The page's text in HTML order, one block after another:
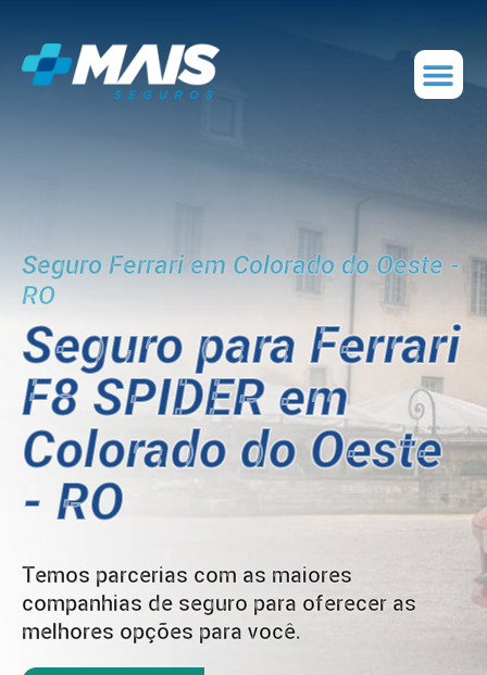
Seguro Ferrari em Colorado do Oeste -
RO
Seguro para Ferrari
F8 SPIDER em
Colorado do Oeste
- RO
Temos parcerias com as maiores
companhias de seguro para oferecer as
melhores opções para você.